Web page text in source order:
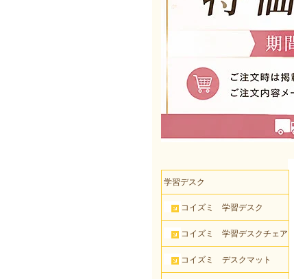
学習デスク
コイズミ 学習デスク
コイズミ 学習デスクチェア
コイズミ デスクマット